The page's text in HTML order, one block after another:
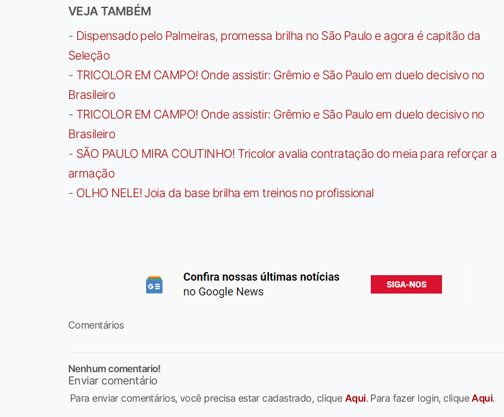
VEJA TAMBÉM
- Dispensado pelo Palmeiras, promessa brilha no São Paulo e agora é capitão da
Seleção
- TRICOLOR EM CAMPO! Onde assistir: Grêmio e São Paulo em duelo decisivo no
Brasileiro
- TRICOLOR EM CAMPO! Onde assistir: Grêmio e São Paulo em duelo decisivo no
Brasileiro
- SÃO PAULO MIRA COUTINHO! Tricolor avalia contratação do meia para reforçar a
armação
- OLHO NELE! Joia da base brilha em treinos no profissional
Comentários
Nenhum comentario!
Enviar comentário
Para enviar comentários, você precisa estar cadastrado, clique Aqui. Para fazer login, cliqueAqui.